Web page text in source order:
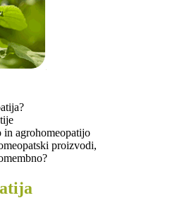
in agrohomeopatijo
proizvodi,